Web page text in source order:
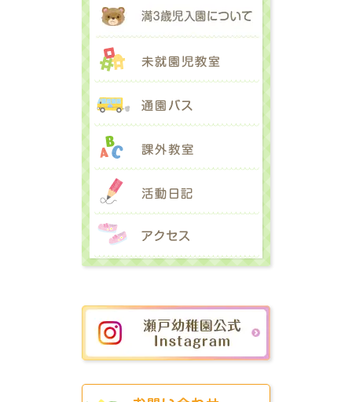
課外教室
活動日記
アクセス